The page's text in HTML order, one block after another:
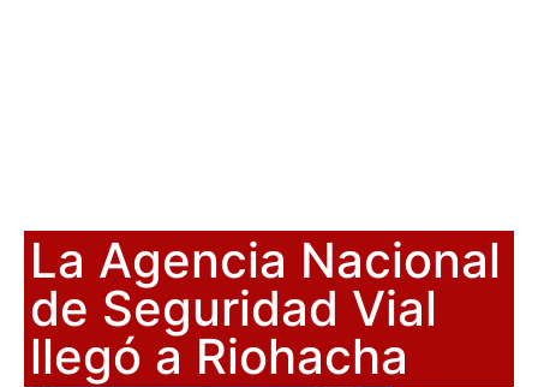
La Agencia Nacional
de Seguridad Vial
llegó a Riohacha